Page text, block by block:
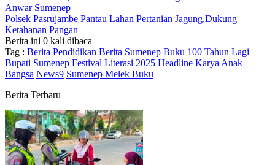
Anwar Sumenep
Polsek Pasrujambe Pantau Lahan Pertanian Jagung,Dukung
Ketahanan Pangan
Berita ini 0 kali dibaca
Tag : Berita Pendidikan Berita Sumenep Buku 100 Tahun Lagi
Bupati Sumenep Festival Literasi 2025 Headline Karya Anak
Bangsa News9 Sumenep Melek Buku
Berita Terbaru